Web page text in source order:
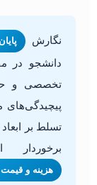
نگارش
دانشجو در
تخصصی و
پیچیدگی‌های
تسلط بر
هزینه و قیمت